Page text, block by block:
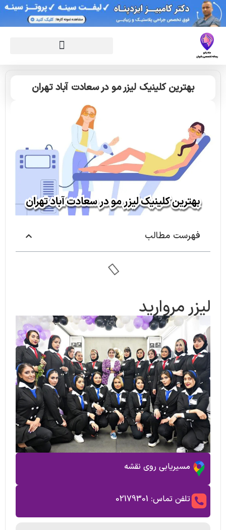
بهترین کلینیک لیزر مو در سعادت آباد تهران
فهرست مطالب
لیزر مروارید
مسیریابی روی نقشه
تلفن تماس: 02179301